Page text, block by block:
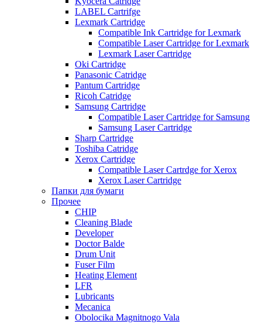
LABEL Cartrifge
Lexmark Cartridge
Compatible Ink Cartridge for Lexmark
Compatible Laser Cartridge for Lexmark
Lexmark Laser Cartridge
Oki Cartridge
Panasonic Catridge
Pantum Cartridge
Ricoh Catridge
Samsung Cartridge
Compatible Laser Cartridge for Samsung
Samsung Laser Cartridge
Sharp Cartridge
Toshiba Catridge
Xerox Cartridge
Compatible Laser Cartrdge for Xerox
Xerox Laser Cartridge
Папки для бумаги
Прочее
CHIP
Cleaning Blade
Developer
Doctor Balde
Drum Unit
Fuser Film
Heating Element
LFR
Lubricants
Mecanica
Obolocika Magnitnogo Vala